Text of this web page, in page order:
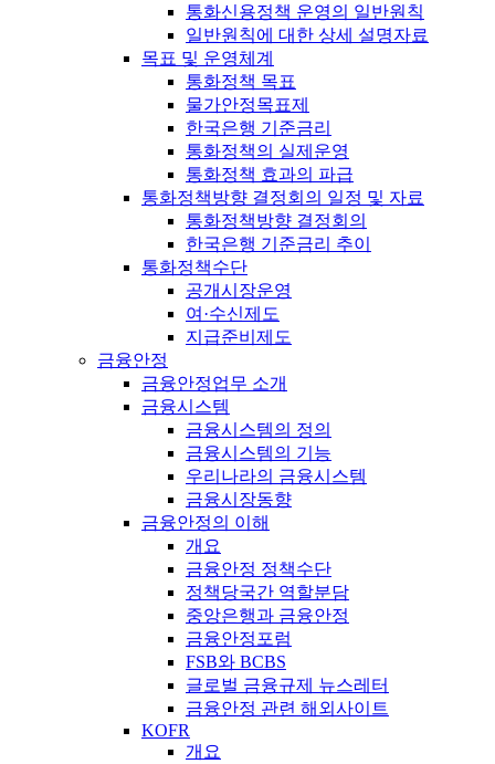
통화신용정책 운영의 일반원칙
일반원칙에 대한 상세 설명자료
목표 및 운영체계
통화정책 목표
물가안정목표제
한국은행 기준금리
통화정책의 실제운영
통화정책 효과의 파급
통화정책방향 결정회의 일정 및 자료
통화정책방향 결정회의
한국은행 기준금리 추이
통화정책수단
공개시장운영
여·수신제도
지급준비제도
금융안정
금융안정업무 소개
금융시스템
금융시스템의 정의
금융시스템의 기능
우리나라의 금융시스템
금융시장동향
금융안정의 이해
개요
금융안정 정책수단
정책당국간 역할분담
중앙은행과 금융안정
금융안정포럼
FSB와 BCBS
글로벌 금융규제 뉴스레터
금융안정 관련 해외사이트
KOFR
개요